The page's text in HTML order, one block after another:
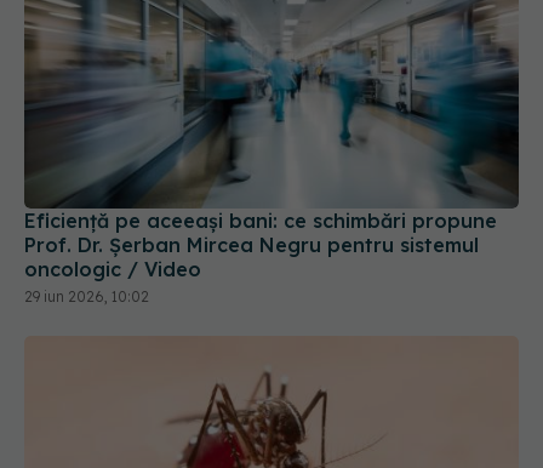
Eficiență pe aceeași bani: ce schimbări propune
Prof. Dr. Șerban Mircea Negru pentru sistemul
oncologic / Video
29 iun 2026, 10:02